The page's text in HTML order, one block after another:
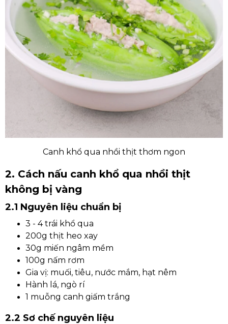
Canh khổ qua nhồi thịt thơm ngon
2. Cách nấu canh khổ qua nhồi thịt
không bị vàng
2.1 Nguyên liệu chuẩn bị
3 - 4 trái khổ qua
200g thịt heo xay
30g miến ngâm mềm
100g nấm rơm
Gia vị: muối, tiêu, nước mắm, hạt nêm
Hành lá, ngò rí
1 muỗng canh giấm trắng
2.2 Sơ chế nguyên liệu